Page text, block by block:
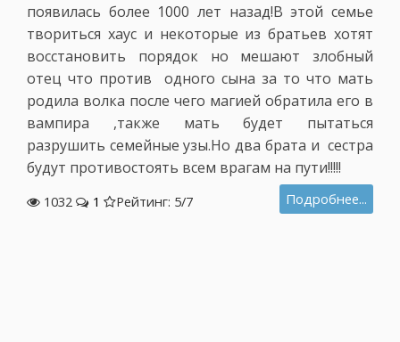
появилась более 1000 лет назад!В этой семье
твориться хаус и некоторые из братьев хотят
восстановить порядок но мешают злобный
отец что против одного сына за то что мать
родила волка после чего магией обратила его в
вампира ,также мать будет пытаться
разрушить семейные узы.Но два брата и сестра
будут противостоять всем врагам на пути!!!!!
1032 1 Рейтинг: 5/7 Подробнее...